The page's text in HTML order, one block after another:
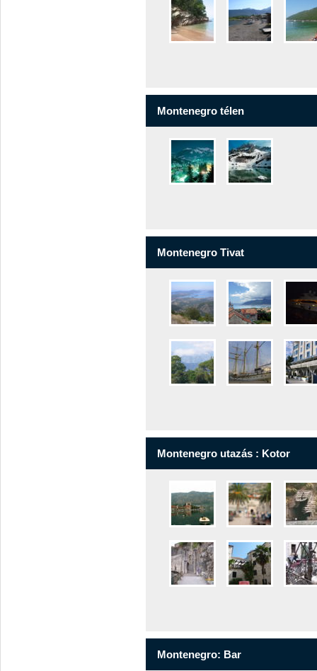
Montenegro télen
Montenegro Tivat
Montenegro utazás : Kotor
Montenegro: Bar